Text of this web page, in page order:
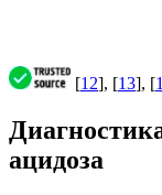
[12], [13], [
ацидоза